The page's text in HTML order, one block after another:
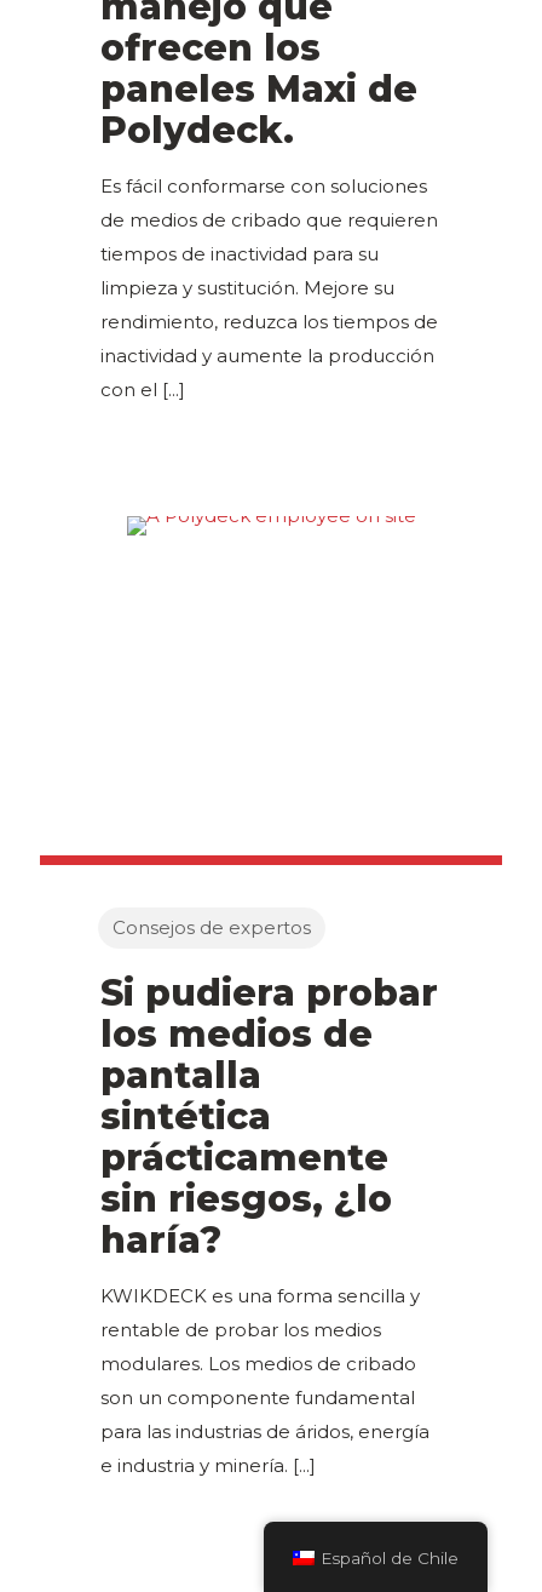
ofrecen los
paneles Maxi de
Polydeck.
Es fácil conformarse con soluciones
de medios de cribado que requieren
tiempos de inactividad para su
limpieza y sustitución. Mejore su
rendimiento, reduzca los tiempos de
inactividad y aumente la producción
con el [...]
Consejos de expertos
Si pudiera probar
los medios de
pantalla
sintética
prácticamente
sin riesgos, ¿lo
haría?
KWIKDECK es una forma sencilla y
rentable de probar los medios
modulares. Los medios de cribado
son un componente fundamental
para las industrias de áridos, energía
e industria y minería. [...]
Español de Chile